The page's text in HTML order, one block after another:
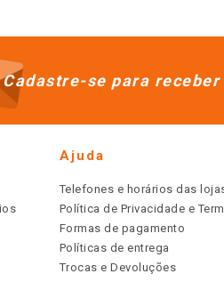
Cadastre-se para
Ajuda
Telefones e horários das
Política de Privacidade e
Formas de pagamento
Políticas de entrega
Trocas e Devoluções